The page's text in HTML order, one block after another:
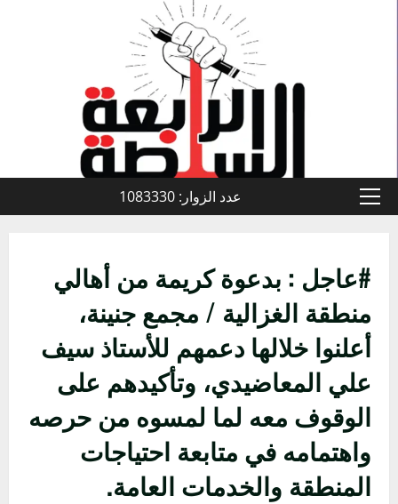
القائمة
عدد الزوار: 1083330
#عاجل : بدعوة كريمة من أهالي
منطقة الغزالية / مجمع جنينة،
أعلنوا خلالها دعمهم للأستاذ سيف
علي المعاضيدي، وتأكيدهم على
الوقوف معه لما لمسوه من حرصه
واهتمامه في متابعة احتياجات
المنطقة والخدمات العامة.